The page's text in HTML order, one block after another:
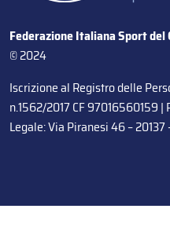
Federazione Italiana Sport del
© 2024
Iscrizione al Registro delle
n.1562/2017 CF 97016560159
Legale: Via Piranesi 46 –